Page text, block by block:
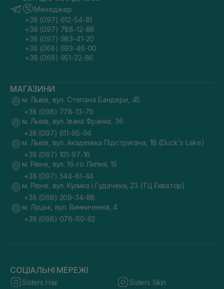
Менеджер
+38 (097) 612-54-81
+38 (097) 788-12-88
+38 (097) 983-41-20
+38 (068) 693-46-00
+38 (068) 951-22-86
МАГАЗИНИ
м. Львів, вул. Степана Бандери, 45
+38 (098) 778-13-79
м. Львів, вул. Івана Франка, 36
+38 (097) 611-95-94
м. Львів, вул. Академіка Підстригача, 1В (Duck's Lake)
+38 (097) 101-97-16
м. Рівне, вул. 16-го Липня, 15
+38 (097) 544-61-44
м. Рівне, вул. Кулика і Гудачека, 23 (ТЦ Екватор)
+38 (068) 209-34-88
м. Луцьк, вул. Винниченка, 4
+38 (098) 076-60-62
СОЦІАЛЬНІ МЕРЕЖІ
Sisters Hair Sisters Skin